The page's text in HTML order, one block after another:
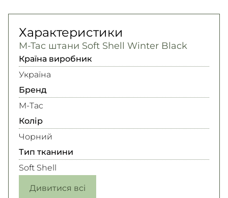
Характеристики
M-Tac штани Soft Shell Winter Black
Країна виробник
Україна
Бренд
M-Tac
Колір
Чорний
Тип тканини
Soft Shell
Дивитися всі